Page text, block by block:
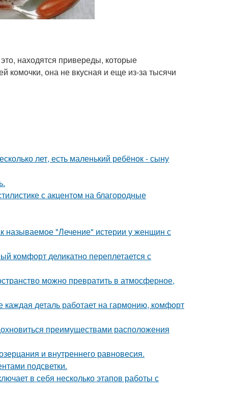
находятся привереды, которые
комочки, она не вкусная и еще из-за тысячи
лет, есть маленький ребёнок - сыну
с акцентом на благородные
называемое "Лечение" истерии у женщин с
комфорт деликатно переплетается с
можно превратить в атмосферное,
деталь работает на гармонию, комфорт
преимуществами расположения
и внутреннего равновесия.
подсветки.
в себя несколько этапов работы с